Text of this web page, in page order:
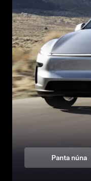
Panta núna